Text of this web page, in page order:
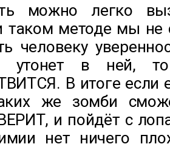
можно легко
таком методе мы не
человеку
утонет в ней,
В итоге если
же зомби
и пойдёт с
нет ничего